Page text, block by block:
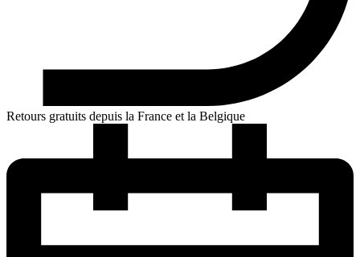
Retours gratuits depuis la France et la Belgique